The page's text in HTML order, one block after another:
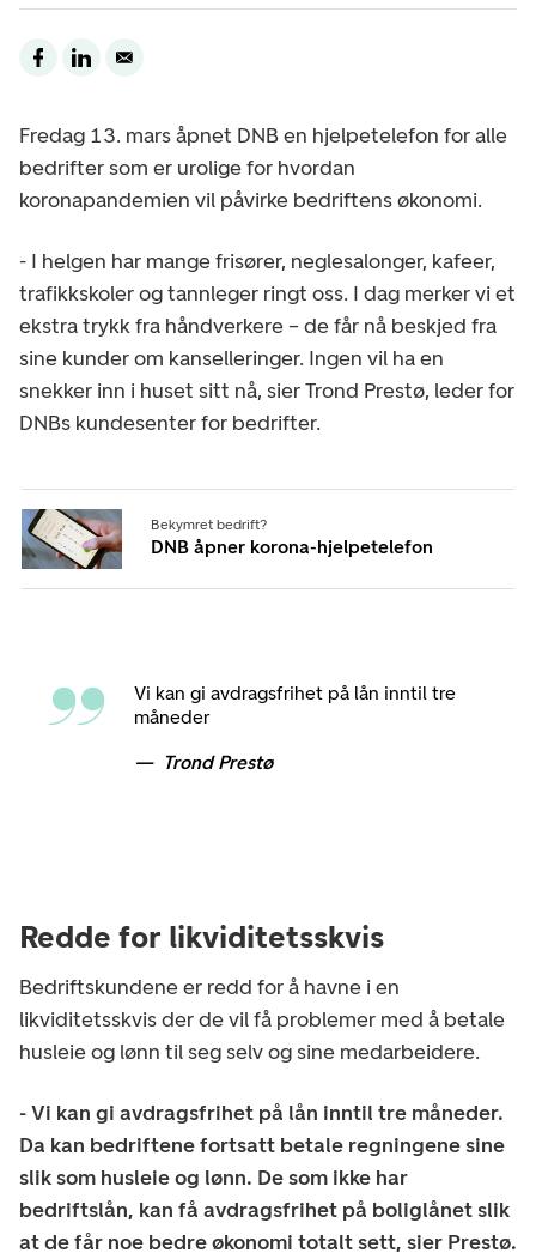
Fredag 13. mars åpnet DNB en hjelpetelefon for alle
bedrifter som er urolige for hvordan
koronapandemien vil påvirke bedriftens økonomi.
- I helgen har mange frisører, neglesalonger, kafeer,
trafikkskoler og tannleger ringt oss. I dag merker vi et
ekstra trykk fra håndverkere – de får nå beskjed fra
sine kunder om kanselleringer. Ingen vil ha en
snekker inn i huset sitt nå, sier Trond Prestø, leder for
DNBs kundesenter for bedrifter.
Bekymret bedrift?
DNB åpner korona-hjelpetelefon
Vi kan gi avdragsfrihet på lån inntil tre
måneder
Trond Prestø
Redde for likviditetsskvis
Bedriftskundene er redd for å havne i en
likviditetsskvis der de vil få problemer med å betale
husleie og lønn til seg selv og sine medarbeidere.
- Vi kan gi avdragsfrihet på lån inntil tre måneder.
Da kan bedriftene fortsatt betale regningene sine
slik som husleie og lønn. De som ikke har
bedriftslån, kan få avdragsfrihet på boliglånet slik
at de får noe bedre økonomi totalt sett, sier Prestø.